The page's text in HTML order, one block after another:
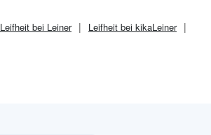
Leifheit bei Leiner
Leifheit bei kikaLeiner